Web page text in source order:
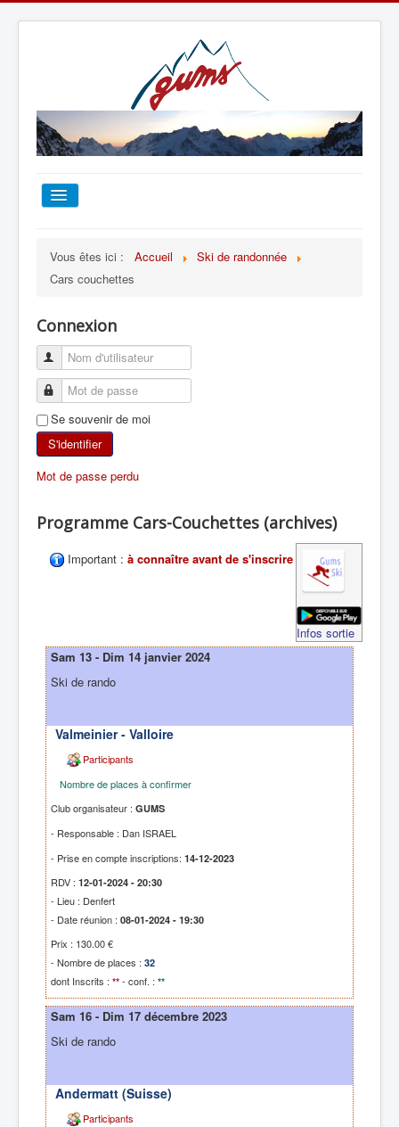
TOUT SUR LE GUMS
ESCALADE
ALPINISME
SKI DE RANDONNÉE
Vous êtes ici : Accueil
Ski de randonnée
Cars couchettes
Connexion
Se souvenir de moi
S'identifier
Mot de passe perdu
Programme Cars-Couchettes (archives)
Infos sortie
Important : à connaître avant de s'inscrire
Sam 13 - Dim 14 janvier 2024
Ski de rando
Valmeinier - Valloire
Participants
Nombre de places à confirmer
Club organisateur : GUMS
- Responsable : Dan ISRAEL
- Prise en compte inscriptions: 14-12-2023
RDV : 12-01-2024 - 20:30
- Lieu : Denfert
- Date réunion : 08-01-2024 - 19:30
Prix : 130.00 €
- Nombre de places : 32
dont Inscrits : ** - conf. : **
Sam 16 - Dim 17 décembre 2023
Ski de rando
Andermatt (Suisse)
Participants